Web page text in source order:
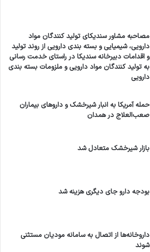
مصاحبه مشاور سندیکای تولید کنندگان مواد
دارویی، شیمیایی و بسته بندی دارویی از روند تولید
و اقدامات دبیرخانه سندیکا در راستای خدمت رسانی
به تولید کنندگان مواد دارویی و ملزومات بسته بندی
دارویی
حمله آمریکا به انبار شیرخشک و داروهای بیماران
صعب‌العلاج در همدان
بازار شیرخشک متعادل شد
بودجه دارو جای دیگری هزینه شد
داروخانه‌ها از اتصال به سامانه مودیان مستثنی
شوند